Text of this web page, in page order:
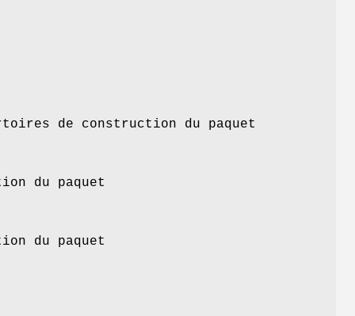
de construction du paquet
du paquet
du paquet